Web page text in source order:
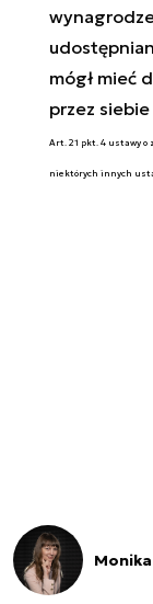
mógł mieć
przez
Art. 21 pkt. 4 ustawy
niektórych innych